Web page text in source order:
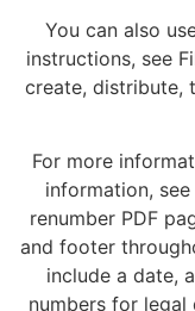
You can also
instructions, see
create, distribute,
For more
information,
renumber PDF
and footer
include a date,
numbers for legal